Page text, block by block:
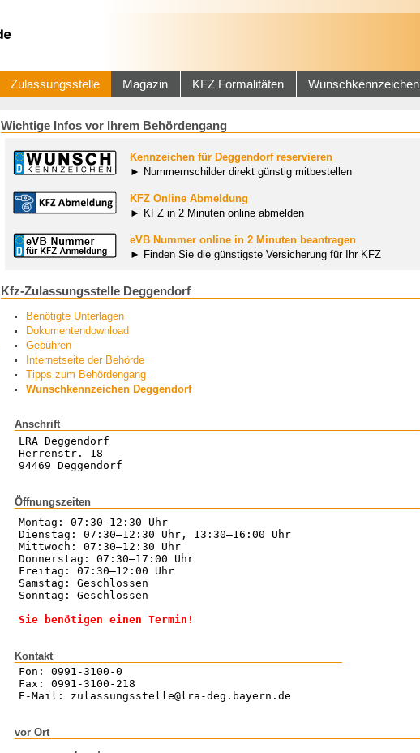
Zulassungsstelle Magazin KFZ Formalitäten Wunschkennzeichen
Wichtige Infos vor Ihrem Behördengang
Kennzeichen für Deggendorf reservieren
► Nummernschilder direkt günstig mitbestellen
KFZ Online Abmeldung
► KFZ in 2 Minuten online abmelden
eVB Nummer online in 2 Minuten beantragen
► Finden Sie die günstigste Versicherung für Ihr KFZ
Kfz-Zulassungsstelle Deggendorf
Benötigte Unterlagen
Dokumentendownload
Gebühren
Internetseite der Behörde
Tipps zum Behördengang
Wunschkennzeichen Deggendorf
Anschrift
LRA Deggendorf
Herrenstr. 18
94469 Deggendorf
Öffnungszeiten
Montag: 07:30–12:30 Uhr
Dienstag: 07:30–12:30 Uhr, 13:30–16:00 Uhr
Mittwoch: 07:30–12:30 Uhr
Donnerstag: 07:30–17:00 Uhr
Freitag: 07:30–12:00 Uhr
Samstag: Geschlossen
Sonntag: Geschlossen
Sie benötigen einen Termin!
Kontakt
Fon: 0991-3100-0
Fax: 0991-3100-218
E-Mail: zulassungsstelle@lra-deg.bayern.de
vor Ort